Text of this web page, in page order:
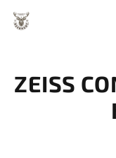
obsah
ZEISS